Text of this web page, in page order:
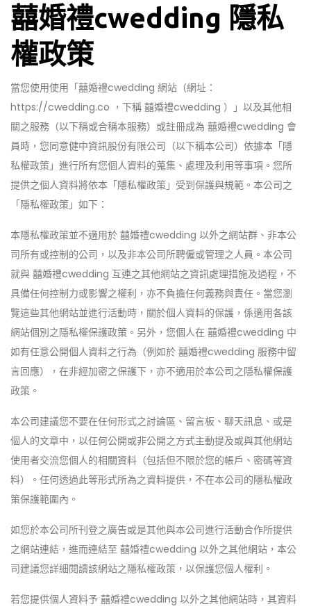
囍婚禮cwedding 隱私
權政策
當您使用使用「囍婚禮cwedding 網站（網址：
https://cwedding.co ，下稱 囍婚禮cwedding ）」以及其他相
關之服務（以下稱或合稱本服務）或註冊成為 囍婚禮cwedding 會
員時，您同意健中資訊股份有限公司（以下稱本公司）依據本「隱
私權政策」進行所有您個人資料的蒐集、處理及利用等事項。您所
提供之個人資料將依本「隱私權政策」受到保護與規範。本公司之
「隱私權政策」如下：
本隱私權政策並不適用於 囍婚禮cwedding 以外之網站群、非本公
司所有或控制的公司，以及非本公司所聘僱或管理之人員。本公司
就與 囍婚禮cwedding 互連之其他網站之資訊處理措施及過程，不
具備任何控制力或影響之權利，亦不負擔任何義務與責任。當您瀏
覽這些其他網站並進行活動時，關於個人資料的保護，係適用各該
網站個別之隱私權保護政策。另外，您個人在 囍婚禮cwedding 中
如有任意公開個人資料之行為（例如於 囍婚禮cwedding 服務中留
言回應），在非經加密之保護下，亦不適用於本公司之隱私權保護
政策。
本公司建議您不要在任何形式之討論區、留言板、聊天訊息、或是
個人的文章中，以任何公開或非公開之方式主動提及或與其他網站
使用者交流您個人的相關資料（包括但不限於您的帳戶、密碼等資
料）。任何透過此等形式所為之資料提供，不在本公司的隱私權政
策保護範圍內。
如您於本公司所刊登之廣告或是其他與本公司進行活動合作所提供
之網站連結，進而連結至 囍婚禮cwedding 以外之其他網站，本公
司建議您詳細閱讀該網站之隱私權政策，以保護您個人權利。
若您提供個人資料予 囍婚禮cwedding 以外之其他網站時，其資料